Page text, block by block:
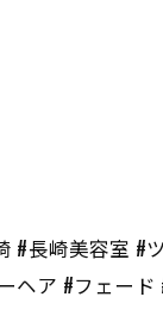
#長崎美容室
ア #フェー